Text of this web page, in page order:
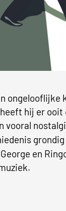
ongelooflijke
hij er ooit
vooral
George en